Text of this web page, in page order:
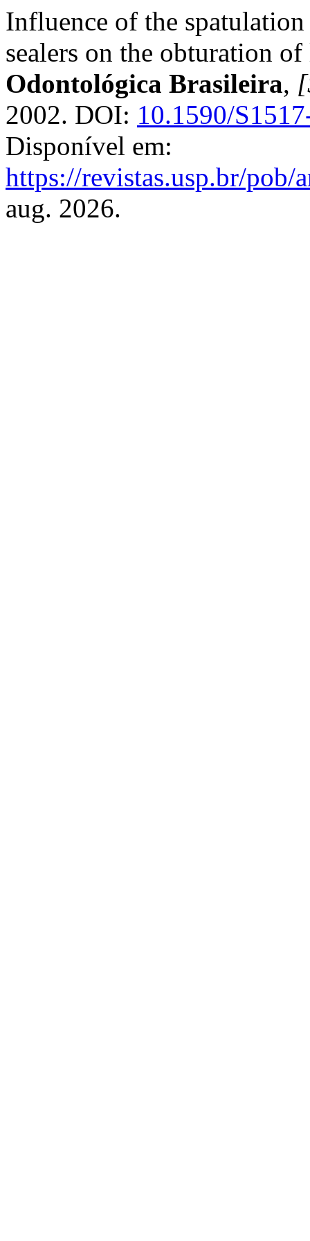
Influence of the
sealers on the obturation
Odontológica Brasileira,
2002. DOI: 10.1590/
Disponível em:
https://revistas.usp.br/pob/
aug. 2026.